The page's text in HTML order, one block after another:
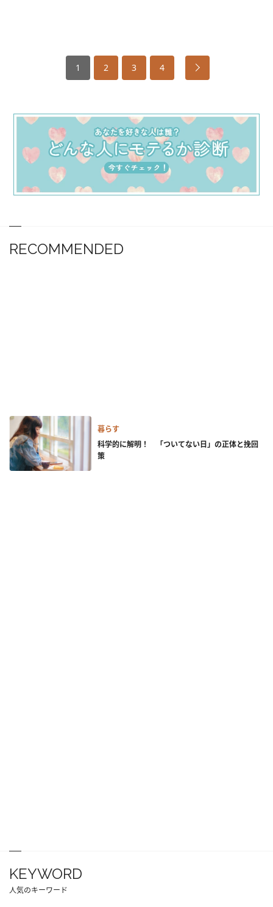
1 2 3 4
RECOMMENDED
暮らす
科学的に解明！ 「ついてない日」の正体と挽回
策
KEYWORD
人気のキーワード